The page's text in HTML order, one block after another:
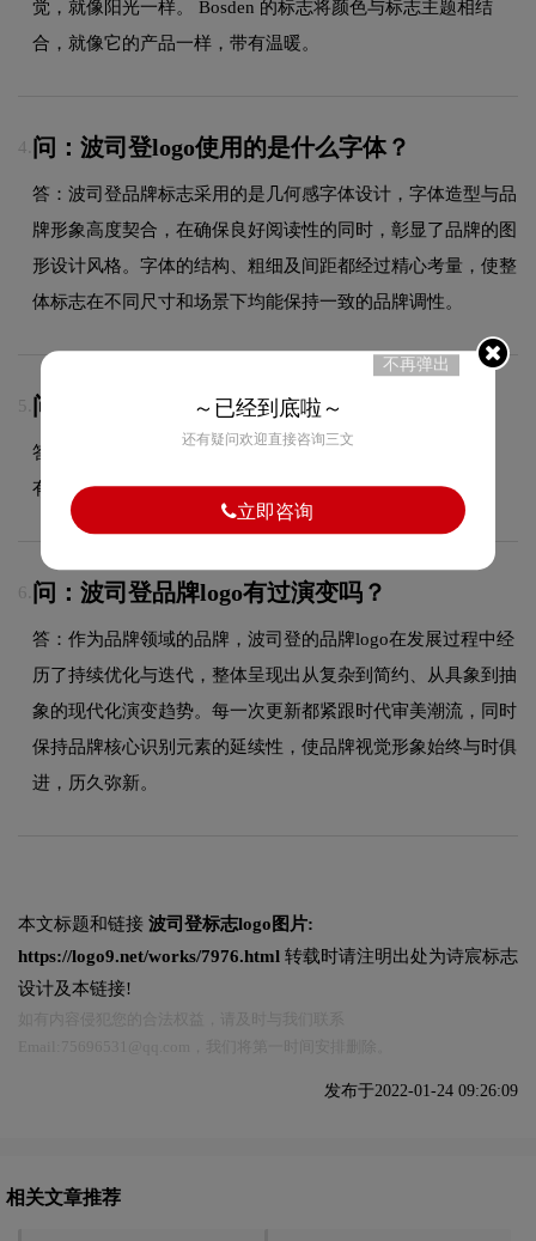
觉，就像阳光一样。 Bosden 的标志将颜色与标志主题相结
合，就像它的产品一样，带有温暖。
4. 问：波司登logo使用的是什么字体？
答：波司登品牌标志采用的是几何感字体设计，字体造型与品
牌形象高度契合，在确保良好阅读性的同时，彰显了品牌的图
形设计风格。字体的结构、粗细及间距都经过精心考量，使整
体标志在不同尺寸和场景下均能保持一致的品牌调性。
5. 问：LOGO商用版权归属？
答：项目尾款结清后，LOGO设计版权将完整移交给甲方所
有，您可自由用于商业用途，无需额外支付版权费用。
6. 问：波司登品牌logo有过演变吗？
答：作为品牌领域的品牌，波司登的品牌logo在发展过程中经
历了持续优化与迭代，整体呈现出从复杂到简约、从具象到抽
象的现代化演变趋势。每一次更新都紧跟时代审美潮流，同时
保持品牌核心识别元素的延续性，使品牌视觉形象始终与时俱
进，历久弥新。
本文标题和链接 波司登标志logo图片:
https://logo9.net/works/7976.html 转载时请注明出处为诗宸标志
设计及本链接!
发布于2022-01-24 09:26:09
相关文章推荐
不再弹出
～已经到底啦～
还有疑问欢迎直接咨询三文
立即咨询